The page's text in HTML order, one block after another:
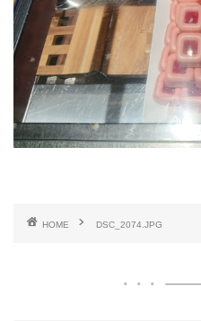
HOME DSC_2074.JPG